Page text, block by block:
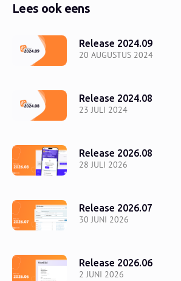
Lees ook eens
20 AUGUSTUS 2024
Release 2024.09
23 JULI 2024
Release 2024.08
28 JULI 2026
Release 2026.08
30 JUNI 2026
Release 2026.07
2 JUNI 2026
Release 2026.06